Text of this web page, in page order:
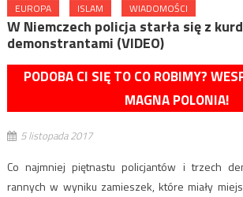
EUROPA ISLAM WIADOMOŚCI
W Niemczech policja starła się z
demonstrantami (VIDEO)
PODOBA CI SIĘ TO CO ROBIMY?
MAGNA POLONIA!
5 listopada 2017
Co najmniej piętnastu policjantów i trzech
rannych w wyniku zamieszek, które miały